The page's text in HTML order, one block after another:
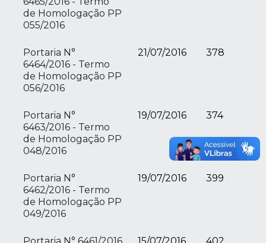
de Homologação PP
055/2016
Portaria N°
6464/2016 - Termo
de Homologação PP
056/2016
21/07/2016 378
Portaria N°
6463/2016 - Termo
de Homologação PP
048/2016
19/07/2016 374
Portaria N°
6462/2016 - Termo
de Homologação PP
049/2016
19/07/2016 399
Portaria N° 6461/2016
15/07/2016 402